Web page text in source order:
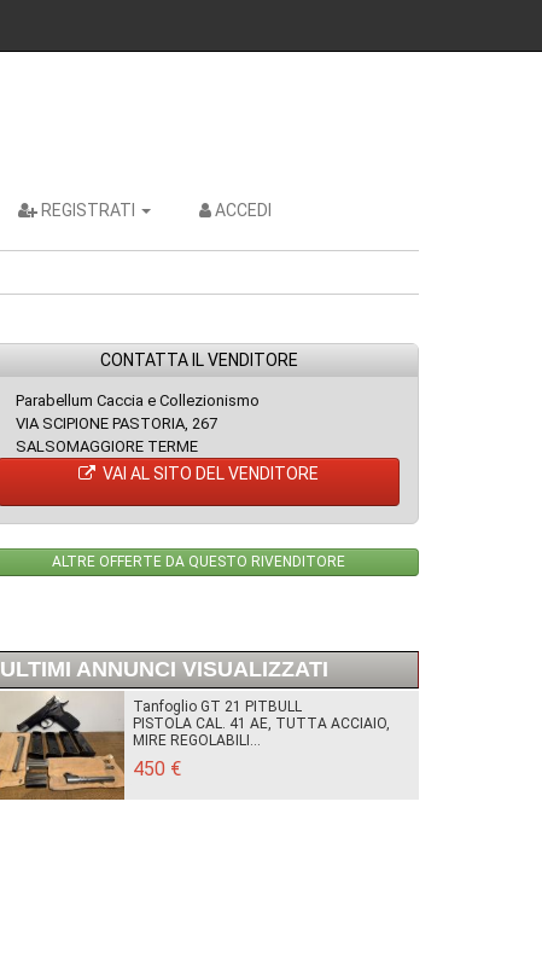
REGISTRATI ACCEDI
CONTATTA IL VENDITORE
Parabellum Caccia e Collezionismo
VIA SCIPIONE PASTORIA, 267
SALSOMAGGIORE TERME
VAI AL SITO DEL VENDITORE
ALTRE OFFERTE DA QUESTO RIVENDITORE
ULTIMI ANNUNCI VISUALIZZATI
Tanfoglio GT 21 PITBULL
PISTOLA CAL. 41 AE, TUTTA ACCIAIO,
MIRE REGOLABILI...
450 €